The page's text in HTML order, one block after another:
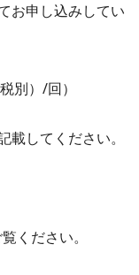
お申し込みしてい
別）/回）
してください。
ください。